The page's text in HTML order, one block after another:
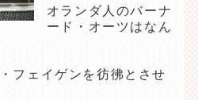
オランダ人のバーナ
ード・オーツはなん
フェイゲンを彷彿とさせ